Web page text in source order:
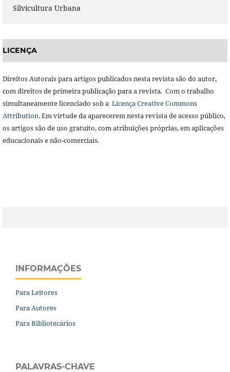
Silvicultura Urbana
LICENÇA
Direitos Autorais para artigos publicados nesta revista são do autor,
com direitos de primeira publicação para a revista. Com o trabalho
simultaneamente licenciado sob a Licença Creative Commons
Attribution. Em virtude da aparecerem nesta revista de acesso público,
os artigos são de uso gratuito, com atribuições próprias, em aplicações
educacionais e não-comerciais.
INFORMAÇÕES
Para Leitores
Para Autores
Para Bibliotecários
PALAVRAS-CHAVE